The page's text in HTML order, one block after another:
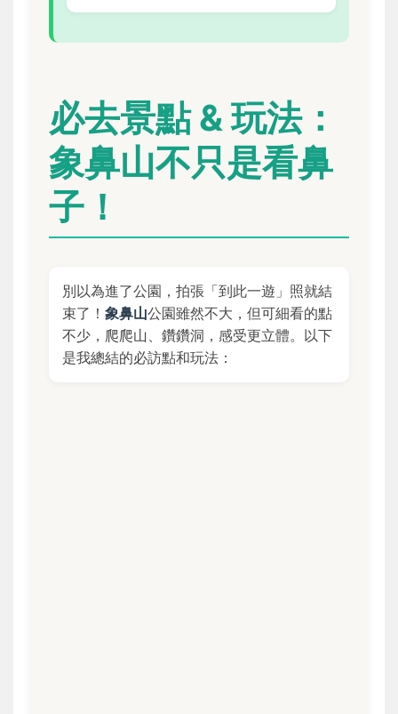
必去景點 & 玩法：
象鼻山不只是看鼻
子！
別以為進了公園，拍張「到此一遊」照就結
束了！ 象鼻山公園雖然不大，但可細看的點
不少，爬爬山、鑽鑽洞，感受更立體。以下
是我總結的必訪點和玩法：